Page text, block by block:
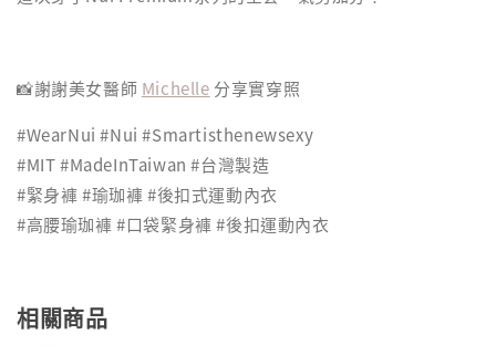
📸謝謝美女醫師 Michelle 分享實穿照
#WearNui #Nui #Smartisthenewsexy
#MIT #MadeInTaiwan #台灣製造
#緊身褲 #瑜珈褲 #後扣式運動內衣
#高腰瑜珈褲 #口袋緊身褲 #後扣運動內衣
相關商品